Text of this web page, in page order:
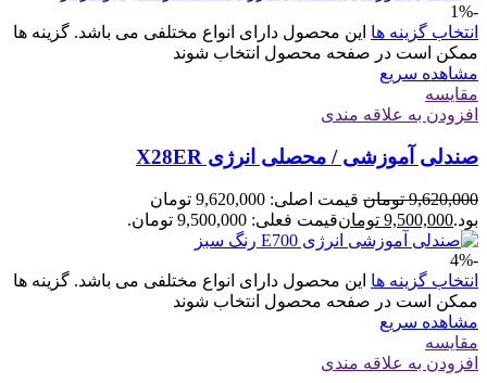
-1%
انتخاب گزینه ها این محصول دارای انواع مختلفی می باشد. گزینه ها
ممکن است در صفحه محصول انتخاب شوند
مشاهده سریع
مقایسه
افزودن به علاقه مندی
صندلی آموزشی / محصلی انرژی X28ER
9,620,000 تومان
قیمت اصلی: 9,620,000 تومان
بود.9,500,000 تومانقیمت فعلی: 9,500,000 تومان.
-4%
انتخاب گزینه ها این محصول دارای انواع مختلفی می باشد. گزینه ها
ممکن است در صفحه محصول انتخاب شوند
مشاهده سریع
مقایسه
افزودن به علاقه مندی